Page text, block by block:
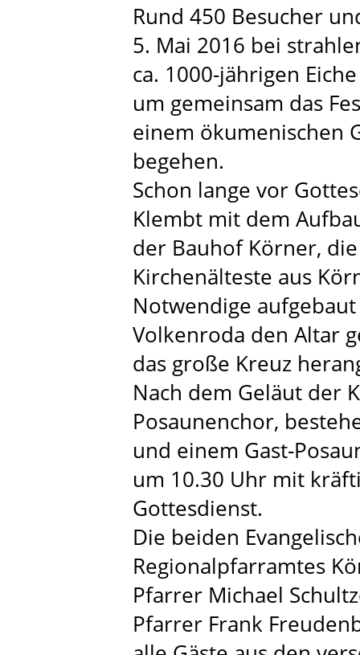
Rund 450 Besucher
5. Mai 2016 bei
ca. 1000-jährigen
um gemeinsam das
einem ökumenischen
begehen.
Schon lange vor
Klembt mit dem
der Bauhof Körner,
Kirchenälteste aus
Notwendige
Volkenroda den Altar
das große Kreuz
Nach dem Geläut der
Posaunenchor,
und einem Gast-
um 10.30 Uhr mit
Gottesdienst.
Die beiden
Regionalpfarramtes
Pfarrer Michael
Pfarrer Frank